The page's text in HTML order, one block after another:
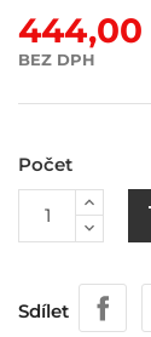
444,00
BEZ DPH
Počet
Sdílet